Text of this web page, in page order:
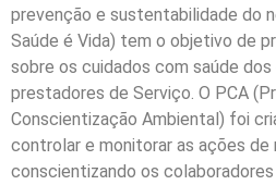
prevenção e sustentabilidade do
Saúde é Vida) tem o objetivo de
sobre os cuidados com saúde
prestadores de Serviço. O PCA
Conscientização Ambiental) foi
controlar e monitorar as ações de
conscientizando os